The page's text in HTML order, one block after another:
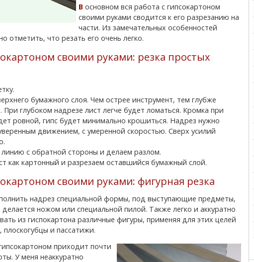
В основном вся работа с гипсокартоном
своими руками сводится к его разрезанию на
части. Из замечательных особенностей
отметить, что резать его очень легко.
своими руками: резка простых
бумажного слоя. Чем острее инструмент, тем глубже
При глубоком надрезе лист легче будет ломаться. Кромка при
ровной, гипс будет минимально крошиться. Надрез нужно
движением, с умеренной скоростью. Сверх усилий
с обратной стороны и делаем разлом.
как картонный и разрезаем оставшийся бумажный слой.
своими руками: фигурная резка
делается ножом или специальной пилой. Также легко и аккуратно
из гиспокартона различные фигуры, применяя для этих целей
плоскогубцы и пассатижи.
У меня неаккуратно